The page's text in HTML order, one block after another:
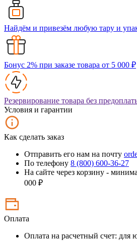
Найдём и привезём любую тару и
Бонус 2% при заказе товара от 5 000 ₽
Резервирование товара без
Условия и гарантии
Как сделать заказ
Отправить его нам на почту
По телефону 8 (800) 600-36-27
На сайте через корзину -
000 ₽
Оплата
Оплата на расчетный счет: для